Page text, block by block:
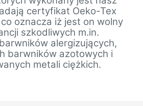
certyfikat Oeko-Tex
oznacza iż jest on wolny
szkodliwych m.in.
alergizujących,
barwników azotowych i
metali ciężkich.